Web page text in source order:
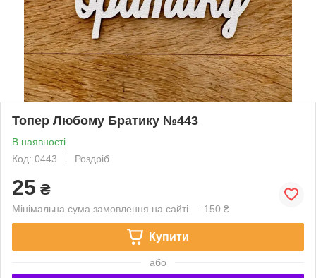
Топер Любому Братику №443
В наявності
Код: 0443
Роздріб
25 ₴
Мінімальна сума замовлення на сайті — 150 ₴
Купити
або